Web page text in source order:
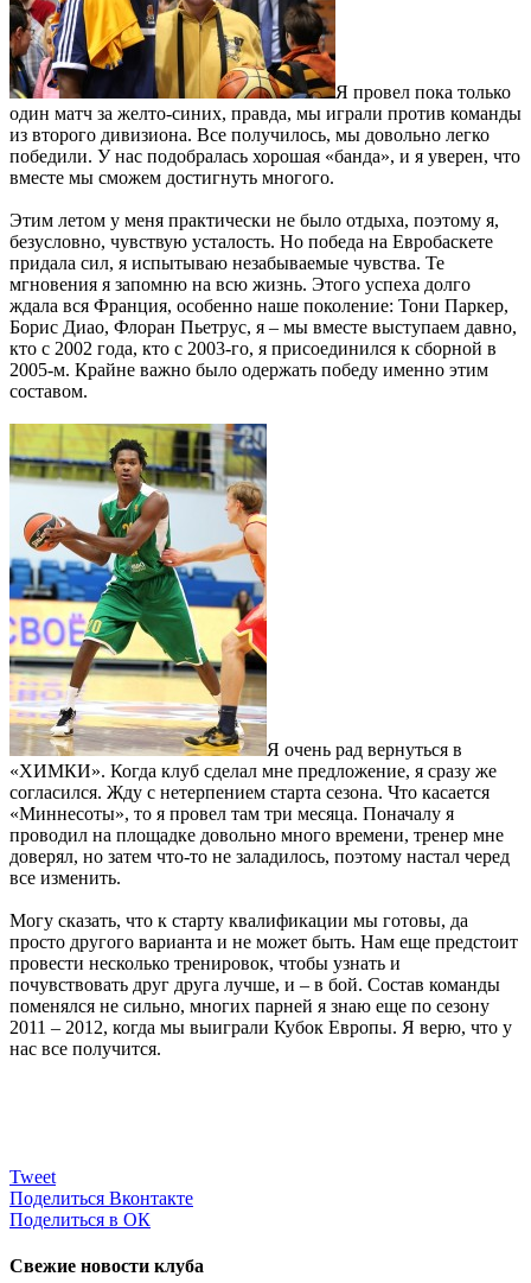
Я провел пока только
один матч за желто-синих, правда, мы играли против команды
из второго дивизиона. Все получилось, мы довольно легко
победили. У нас подобралась хорошая «банда», и я уверен, что
вместе мы сможем достигнуть многого.
Этим летом у меня практически не было отдыха, поэтому я,
безусловно, чувствую усталость. Но победа на Евробаскете
придала сил, я испытываю незабываемые чувства. Те
мгновения я запомню на всю жизнь. Этого успеха долго
ждала вся Франция, особенно наше поколение: Тони Паркер,
Борис Диао, Флоран Пьетрус, я – мы вместе выступаем давно,
кто с 2002 года, кто с 2003-го, я присоединился к сборной в
2005-м. Крайне важно было одержать победу именно этим
составом.
Я очень рад вернуться в
«ХИМКИ». Когда клуб сделал мне предложение, я сразу же
согласился. Жду с нетерпением старта сезона. Что касается
«Миннесоты», то я провел там три месяца. Поначалу я
проводил на площадке довольно много времени, тренер мне
доверял, но затем что-то не заладилось, поэтому настал черед
все изменить.
Могу сказать, что к старту квалификации мы готовы, да
просто другого варианта и не может быть. Нам еще предстоит
провести несколько тренировок, чтобы узнать и
почувствовать друг друга лучше, и – в бой. Состав команды
поменялся не сильно, многих парней я знаю еще по сезону
2011 – 2012, когда мы выиграли Кубок Европы. Я верю, что у
нас все получится.
Tweet
Поделиться Вконтакте
Поделиться в ОК
Свежие новости клуба